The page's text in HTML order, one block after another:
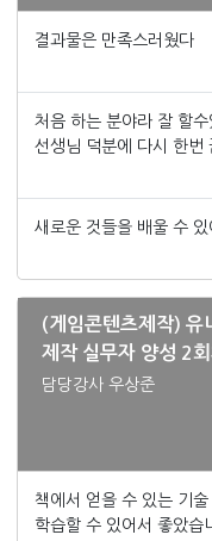
결과물은 만족스러웠다
처음 하는 분야라 잘 할
선생님 덕분에 다시 한번
새로운 것들을 배울 수
(게임콘텐츠제작)
제작 실무자 양성 2
담당강사 우상준
책에서 얻을 수 있는 기
학습할 수 있어서 좋았습